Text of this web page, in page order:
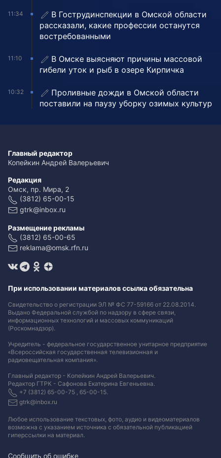
11:34
В Гострудинспекции в Омской области
рассказали, какие профессии останутся
востребованными
11:10
В Омске выясняют причины массовой
гибели уток и рыб в озере Кирпичка
10:32
Проливные дожди в Омской области
поставили на паузу уборку озимых культур
Главный редактор
Копейкин Андрей Валерьевич
Редакция
Омск, пр. Мира, 2
(3812) 65-00-15
gtrk@inbox.ru
Размещение рекламы
(3812) 65-00-65
reklama@omsk.rfn.ru
При использовании материалов ссылка обязательна
Свидетельство о регистрации ЭЛ № ФС 77-59166 от 22.08.2014.
Выдано Федеральной службой по надзору в сфере связи,
информационных технологий и массовых коммуникаций
(Роскомнадзор).
Учредитель - федеральное государственное унитарное предприятие
«Всероссийская государственная телевизионная и
радиовещательная компания».
Главный редактор - Копейкин Андрей Валерьевич.
Редактор ГТРК - Сафонова Екатерина Евгеньевна.
+7 (3812) 65-00-75 , 65-00-15.
gtrk@inbox.ru
Любое использование текстовых, фото, аудио и видеоматериалов
возможна с указанием источника с обязательной публикацией
гиперссылки на материал.
Сообщить об ошибке